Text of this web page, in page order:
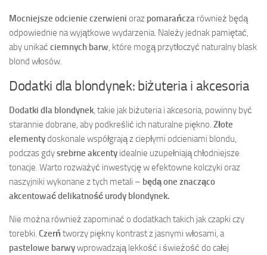
Mocniejsze odcienie czerwieni oraz pomarańcza również będą
odpowiednie na wyjątkowe wydarzenia. Należy jednak pamiętać,
aby unikać ciemnych barw, które mogą przytłoczyć naturalny blask
blond włosów.
Dodatki dla blondynek: biżuteria i akcesoria
Dodatki dla blondynek, takie jak biżuteria i akcesoria, powinny być
starannie dobrane, aby podkreślić ich naturalne piękno. Złote
elementydoskonale współgrają z ciepłymi odcieniami blondu,
podczas gdysrebrne akcenty idealnie uzupełniają chłodniejsze
tonacje. Warto rozważyć inwestycję w efektowne kolczyki oraz
naszyjniki wykonane z tych metali – będą one znacząco
akcentować delikatność urody blondynek.
Nie można również zapominać o dodatkach takich jak czapki czy
torebki. Czerńtworzy piękny kontrast z jasnymi włosami, a
pastelowe barwywprowadzają lekkość i świeżość do całej